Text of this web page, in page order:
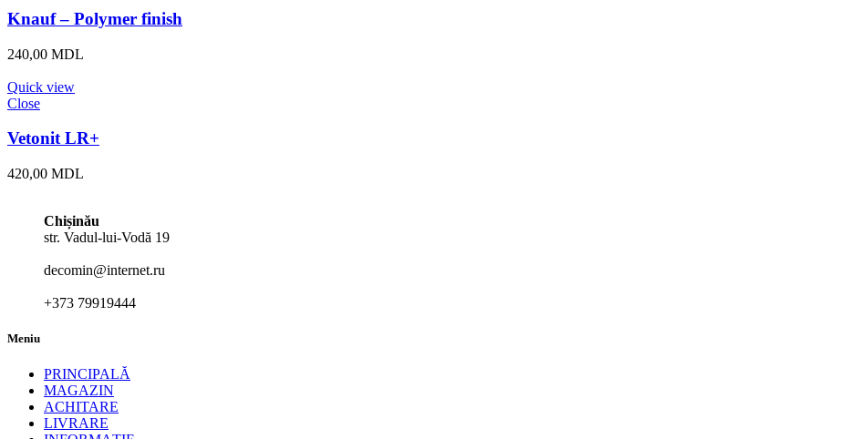
Knauf – Polymer finish
240,00 MDL
Quick view
Close
Vetonit LR+
420,00 MDL
Chișinău
str. Vadul-lui-Vodă 19
decomin@internet.ru
+373 79919444
Meniu
PRINCIPALĂ
MAGAZIN
ACHITARE
LIVRARE